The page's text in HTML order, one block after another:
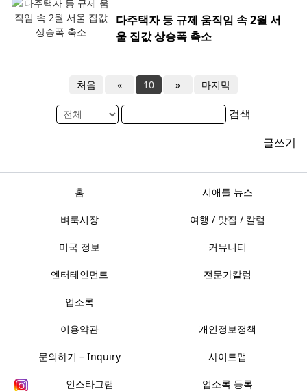
다주택자 등 규제 움직임 속 2월 서
울 집값 상승폭 축소
처음 « 10 » 마지막
검색
글쓰기
홈 시애틀 뉴스
벼룩시장 여행 / 맛집 / 칼럼
미국 정보 커뮤니티
엔터테인먼트 전문가칼럼
업소록
이용약관 개인정보정책
문의하기 – Inquiry 사이트맵
인스타그램 업소록 등록